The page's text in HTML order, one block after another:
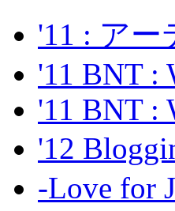
'11 : ア
'11 BNT :
'11 BNT :
'12
-Love for